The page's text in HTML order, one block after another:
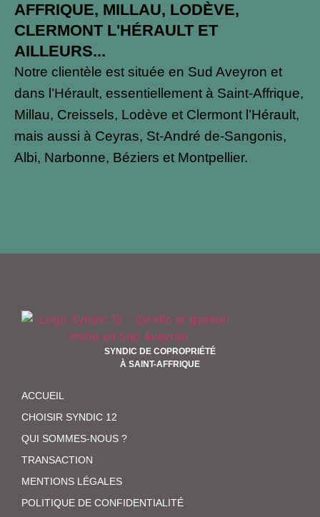
AFFRIQUE, MILLAU, LODÈVE,
CLERMONT L'HÉRAULT ET
AILLEURS...
Notre clientèle est située en Sud Aveyron et
dans l’Hérault, essentiellement à Saint-Affrique,
Millau, Creissels, Lodève et Clermont l’Hérault,
mais aussi à Ceyras, St-André de-Sangonis,
Albi, Narbonne, Béziers et Montpellier.
SYNDIC DE COPROPRIÉTÉ
À SAINT-AFFRIQUE
ACCUEIL
CHOISIR SYNDIC 12
QUI SOMMES-NOUS ?
TRANSACTION
MENTIONS LÉGALES
POLITIQUE DE CONFIDENTIALITÉ